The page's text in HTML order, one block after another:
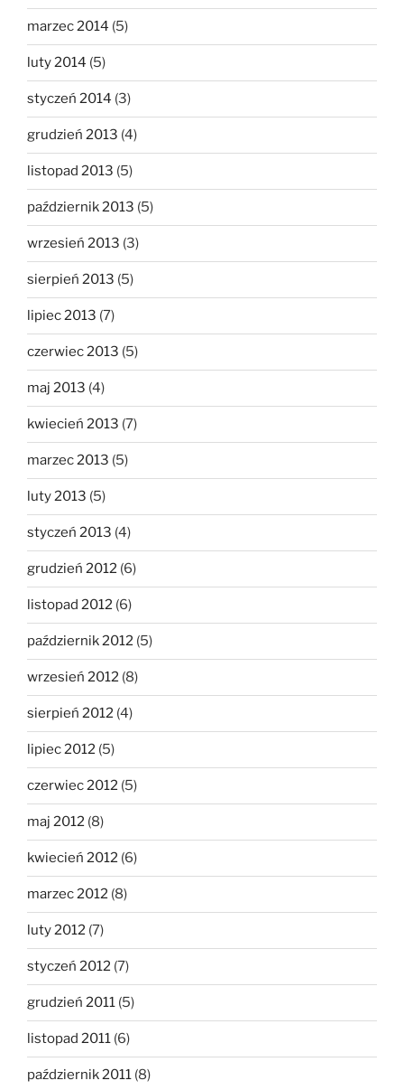
marzec 2014 (5)
luty 2014 (5)
styczeń 2014 (3)
grudzień 2013 (4)
listopad 2013 (5)
październik 2013 (5)
wrzesień 2013 (3)
sierpień 2013 (5)
lipiec 2013 (7)
czerwiec 2013 (5)
maj 2013 (4)
kwiecień 2013 (7)
marzec 2013 (5)
luty 2013 (5)
styczeń 2013 (4)
grudzień 2012 (6)
listopad 2012 (6)
październik 2012 (5)
wrzesień 2012 (8)
sierpień 2012 (4)
lipiec 2012 (5)
czerwiec 2012 (5)
maj 2012 (8)
kwiecień 2012 (6)
marzec 2012 (8)
luty 2012 (7)
styczeń 2012 (7)
grudzień 2011 (5)
listopad 2011 (6)
październik 2011 (8)